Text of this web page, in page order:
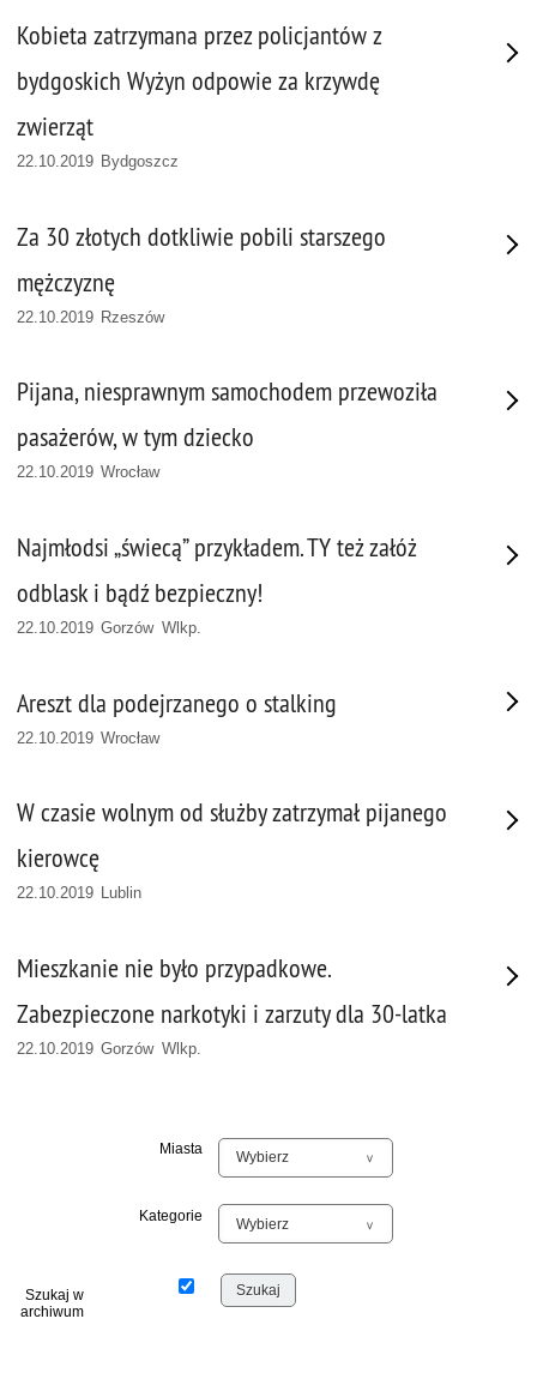
Kobieta zatrzymana przez policjantów z
bydgoskich Wyżyn odpowie za krzywdę
zwierząt
22.10.2019 Bydgoszcz
Za 30 złotych dotkliwie pobili starszego
mężczyznę
22.10.2019 Rzeszów
Pijana, niesprawnym samochodem przewoziła
pasażerów, w tym dziecko
22.10.2019 Wrocław
Najmłodsi „świecą” przykładem. TY też załóż
odblask i bądź bezpieczny!
22.10.2019 Gorzów Wlkp.
Areszt dla podejrzanego o stalking
22.10.2019 Wrocław
W czasie wolnym od służby zatrzymał pijanego
kierowcę
22.10.2019 Lublin
Mieszkanie nie było przypadkowe.
Zabezpieczone narkotyki i zarzuty dla 30-latka
22.10.2019 Gorzów Wlkp.
Miasta
Kategorie
Szukaj w
archiwum